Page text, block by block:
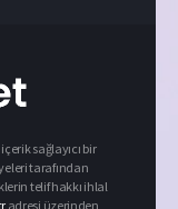
sağlayıcı bir
tarafından
telif hakkı ihlal
adresi üzerinden